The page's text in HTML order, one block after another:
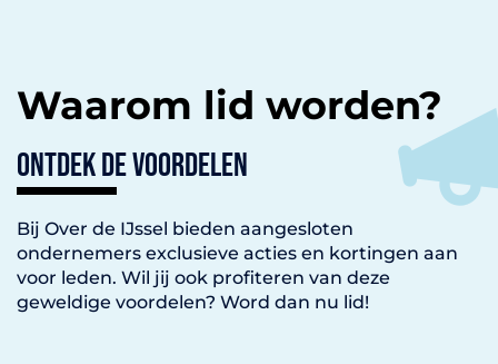
Waarom lid worden?
Ontdek de voordelen
Bij Over de IJssel bieden aangesloten
ondernemers exclusieve acties en kortingen aan
voor leden. Wil jij ook profiteren van deze
geweldige voordelen? Word dan nu lid!